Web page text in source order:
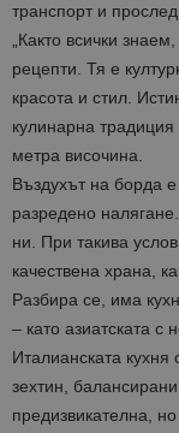
транспорт и
„Както всички
рецепти. Тя е
красота и стил.
кулинарна
метра височина.
Въздухът на борда
разредено
ни. При такива
качествена храна,
Разбира се, има
– като азиатската с
Италианската кухня
зехтин,
предизвикателна,